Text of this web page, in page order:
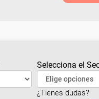
Selecciona el
¿Tienes dudas?